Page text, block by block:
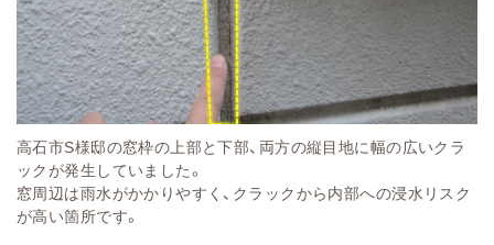
高石市S様邸の窓枠の上部と下部、両方の縦目地に幅の広いクラ
ックが発生していました。
窓周辺は雨水がかかりやすく、クラックから内部への浸水リスク
が高い箇所です。